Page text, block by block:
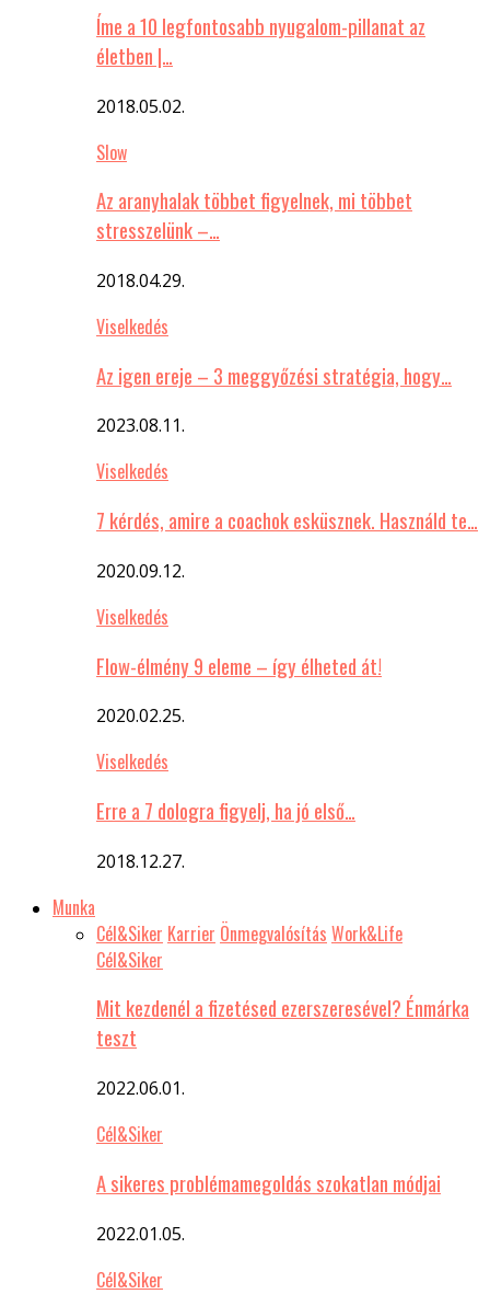
Íme a 10 legfontosabb nyugalom-pillanat az
életben |…
2018.05.02.
Slow
Az aranyhalak többet figyelnek, mi többet
stresszelünk –…
2018.04.29.
Viselkedés
Az igen ereje – 3 meggyőzési stratégia, hogy…
2023.08.11.
Viselkedés
7 kérdés, amire a coachok esküsznek. Használd te…
2020.09.12.
Viselkedés
Flow-élmény 9 eleme – így élheted át!
2020.02.25.
Viselkedés
Erre a 7 dologra figyelj, ha jó első…
2018.12.27.
Munka
Cél&Siker Karrier Önmegvalósítás Work&Life
Cél&Siker
Mit kezdenél a fizetésed ezerszeresével? Énmárka
teszt
2022.06.01.
Cél&Siker
A sikeres problémamegoldás szokatlan módjai
2022.01.05.
Cél&Siker